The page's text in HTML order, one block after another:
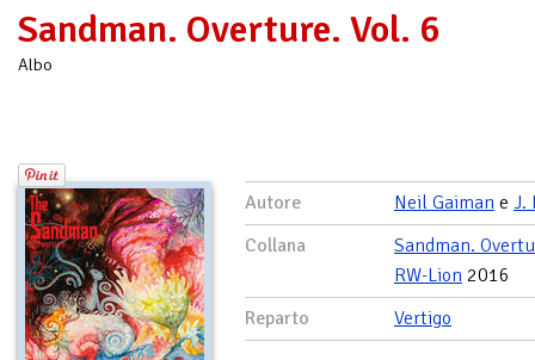
Sandman. Overture. Vol. 6
Albo
Autore Neil Gaiman e J.
Collana
Sandman.
RW-Lion 2016
Reparto
Vertigo